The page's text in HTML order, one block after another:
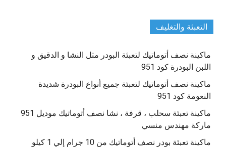
التعبئة والتغليف
ماكينة نصف أتوماتيك لتعبئة البودر مثل النشا و الدقيق و
اللبن البودرة كود 951
ماكينة نصف أتوماتيك لتعبئة جميع أنواع البودرة شديدة
النعومة كود 951
ماكينة تعبئة سحلب ، قرفة ، نشا نصف أتوماتيك موديل 951
ماركة مهندس منسي
ماكينة تعبئة بودر نصف أتوماتيك من 10 جرام إلي 1 كيلو